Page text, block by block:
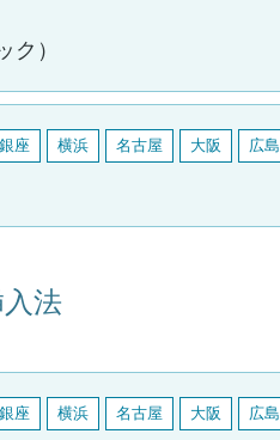
ク）
銀座 横浜 名古屋 大阪 広島
法
銀座 横浜 名古屋 大阪 広島